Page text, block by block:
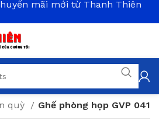
quỳ Ghế phòng họp GVP 041
mãi mới từ Thanh Thiên